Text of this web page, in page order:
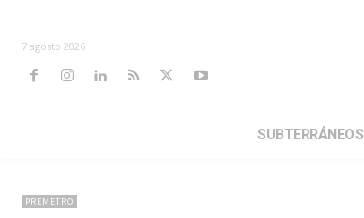
7 agosto 2026
SUBTERRÁNEOS
PREMETRO